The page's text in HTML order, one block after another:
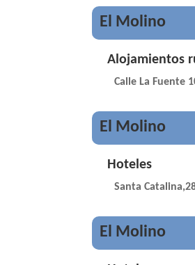
El Molino
Alojamientos
Calle La Fuente
El Molino
Hoteles
Santa
El Molino